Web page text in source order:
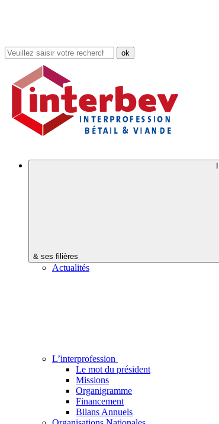
Rechercher
dans
site
& ses filières
Actualités
L’interprofession
Le mot du président
Missions
Organigramme
Financement
Bilans Annuels